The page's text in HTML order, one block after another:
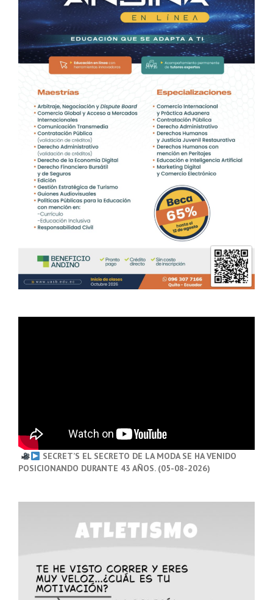
SECRET’S EL SECRETO DE LA MODA SE HA VENIDO
POSICIONANDO DURANTE 43 AÑOS. (05-08-2026)